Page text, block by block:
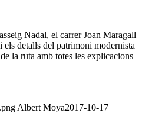
Nadal, el carrer Joan Maragall
els detalls del patrimoni modernista
la ruta amb totes les explicacions
Albert Moya2017-10-17